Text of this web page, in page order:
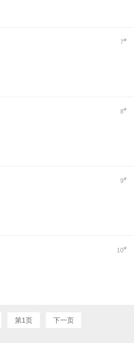
7#
8#
9#
10#
第1页 下一页